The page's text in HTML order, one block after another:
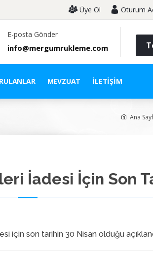
Üye Ol Oturum
E-posta Gönder
info@mergumrukleme.com
MEVZUAT İLETIŞIM
Ana
İadesi İçin Son
için son tarihin 30 Nisan olduğu